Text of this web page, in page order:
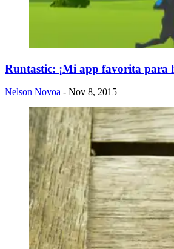
Runtastic: ¡Mi app favorita para
Nelson Novoa - Nov 8, 2015